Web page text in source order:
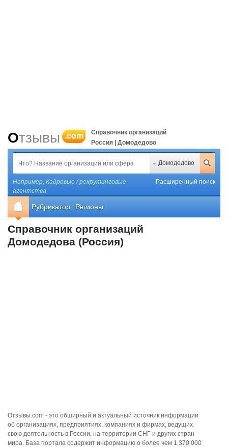
Отзывы .com
Справочник организаций
Россия | Домодедово
Домодедово
Например, Кадровые / рекрутинговые
агентства
Расширенный поиск
Рубрикатор Регионы
Справочник организаций
Домодедова (Россия)
Отзывы.com - это обширный и актуальный источник информации
об организациях, предприятиях, компаниях и фирмах, ведущих
свою деятельность в России, на территории СНГ и других стран
мира. База портала содержит информацию о более чем 1 370 000